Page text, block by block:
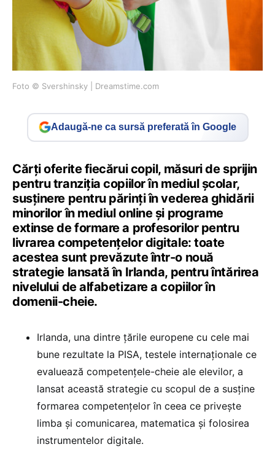
Foto © Svershinsky | Dreamstime.com
Adaugă-ne ca sursă preferată în Google
Cărți oferite fiecărui copil, măsuri de sprijin
pentru tranziția copiilor în mediul școlar,
susținere pentru părinți în vederea ghidării
minorilor în mediul online și programe
extinse de formare a profesorilor pentru
livrarea competențelor digitale: toate
acestea sunt prevăzute într-o nouă
strategie lansată în Irlanda, pentru întărirea
nivelului de alfabetizare a copiilor în
domenii-cheie.
Irlanda, una dintre țările europene cu cele mai
bune rezultate la PISA, testele internaționale ce
evaluează competențele-cheie ale elevilor, a
lansat această strategie cu scopul de a susține
formarea competențelor în ceea ce privește
limba și comunicarea, matematica și folosirea
instrumentelor digitale.